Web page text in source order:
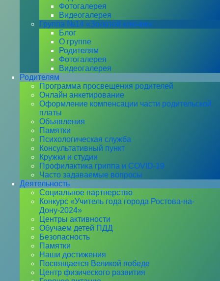
Фотогалерея
Видеогалерея
Группа №14 «Золотой ключик»
Блог
О группе
Родителям
Фотогалерея
Видеогалерея
Родителям
Программа просвещения родителей
Онлайн анкетирование
Оформление компенсации части родительской
платы
Объявления
Памятки
Психологическая служба
Консультативный пункт
Кружки и студии
Профилактика гриппа и COVID-19
Часто задаваемые вопросы
Деятельность
Социальное партнерство
Конкурс «Учитель года города Ростова-на-
Дону-2024»
Центры активности
Обучаем детей ПДД
Безопасность
Памятки
Наши достижения
Посвящается Великой победе
Центр физического развития